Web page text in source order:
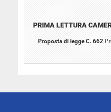
PRIMA LETTURA
Proposta di legge C. 662